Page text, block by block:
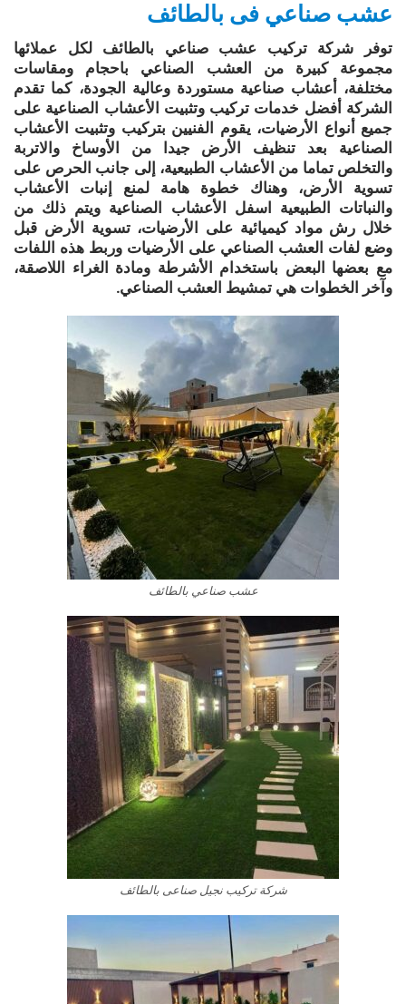
عشب صناعي فى بالطائف
توفر شركة تركيب عشب صناعي بالطائف لكل عملائها
مجموعة كبيرة من العشب الصناعي باحجام ومقاسات
مختلفة، أعشاب صناعية مستوردة وعالية الجودة، كما تقدم
الشركة أفضل خدمات تركيب وتثبيت الأعشاب الصناعية على
جميع أنواع الأرضيات، يقوم الفنيين بتركيب وتثبيت الأعشاب
الصناعية بعد تنظيف الأرض جيدا من الأوساخ والاتربة
والتخلص تماما من الأعشاب الطبيعية، إلى جانب الحرص على
تسوية الأرض، وهناك خطوة هامة لمنع إنبات الأعشاب
والنباتات الطبيعية اسفل الأعشاب الصناعية ويتم ذلك من
خلال رش مواد كيميائية على الأرضيات، تسوية الأرض قبل
وضع لفات العشب الصناعي على الأرضيات وربط هذه اللفات
مع بعضها البعض باستخدام الأشرطة ومادة الغراء اللاصقة،
وآخر الخطوات هي تمشيط العشب الصناعي.
عشب صناعي بالطائف
شركة تركيب نجيل صناعى بالطائف